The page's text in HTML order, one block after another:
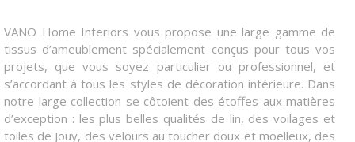
VANO Home Interiors vous propose une large gamme de
tissus d’ameublement spécialement conçus pour tous vos
projets, que vous soyez particulier ou professionnel, et
s’accordant à tous les styles de décoration intérieure. Dans
notre large collection se côtoient des étoffes aux matières
d’exception : les plus belles qualités de lin, des voilages et
toiles de Jouy, des velours au toucher doux et moelleux, des